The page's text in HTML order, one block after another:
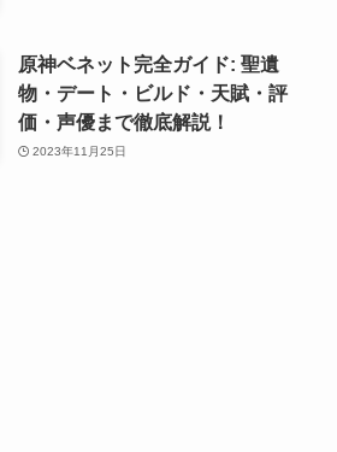
原神ベネット完全ガイド: 聖遺
物・デート・ビルド・天賦・評
価・声優まで徹底解説！
2023年11月25日